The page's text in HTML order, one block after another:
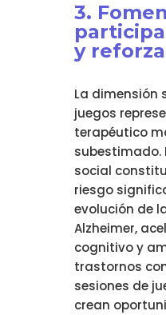
3.
y
La dimensión
juegos
terapéutico
subestimado.
social
riesgo
evolución de
Alzheimer,
cognitivo y
trastornos
sesiones de
crean